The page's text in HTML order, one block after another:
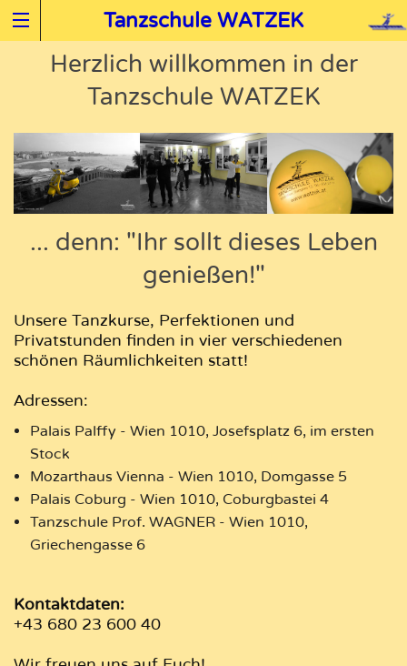
Tanzschule WATZEK
Herzlich willkommen in der
Tanzschule WATZEK
... denn: "Ihr sollt dieses Leben
genießen!"
Unsere Tanzkurse, Perfektionen und
Privatstunden finden in vier verschiedenen
schönen Räumlichkeiten statt!
Adressen:
Palais Palffy - Wien 1010, Josefsplatz 6, im ersten
Stock
Mozarthaus Vienna - Wien 1010, Domgasse 5
Palais Coburg - Wien 1010, Coburgbastei 4
Tanzschule Prof. WAGNER - Wien 1010,
Griechengasse 6
Kontaktdaten:
+43 680 23 600 40